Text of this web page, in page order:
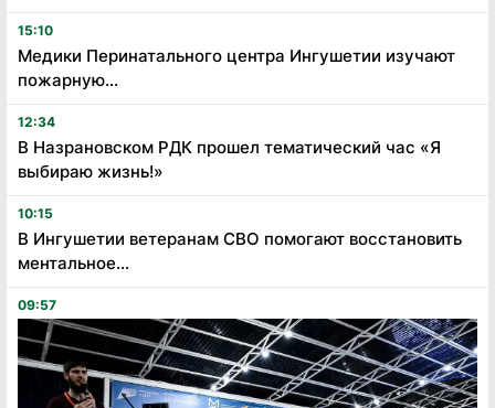
15:10
Медики Перинатального центра Ингушетии изучают
пожарную...
12:34
В Назрановском РДК прошел тематический час «Я
выбираю жизнь!»
10:15
В Ингушетии ветеранам СВО помогают восстановить
ментальное...
09:57